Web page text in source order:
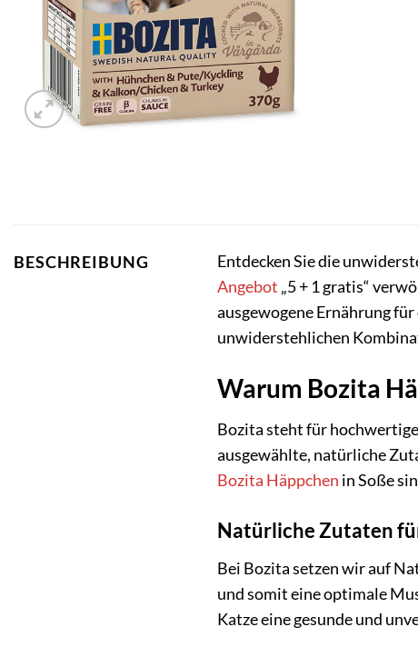
BESCHREIBUNG Entdecken Sie die
Angebot „5 + 1 gratis“
ausgewogene Ernährung
unwiderstehlichen
Warum Bozita
Bozita steht für
ausgewählte, natürliche
Bozita Häppchen in Soße
Natürliche Zutaten
Bei Bozita setzen wir auf
und somit eine optimale
Katze eine gesunde und